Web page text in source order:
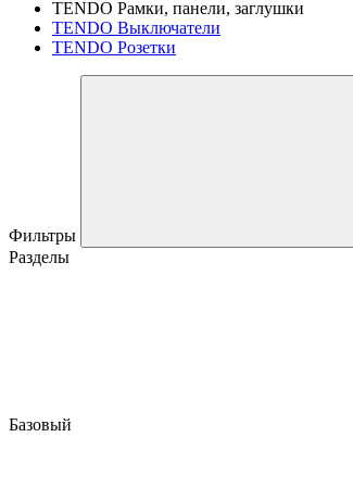
TENDO Рамки, панели, заглушки
TENDO Выключатели
TENDO Розетки
Фильтры
Разделы
Базовый